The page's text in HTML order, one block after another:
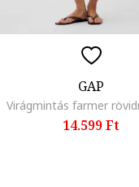
GAP
14.599 Ft